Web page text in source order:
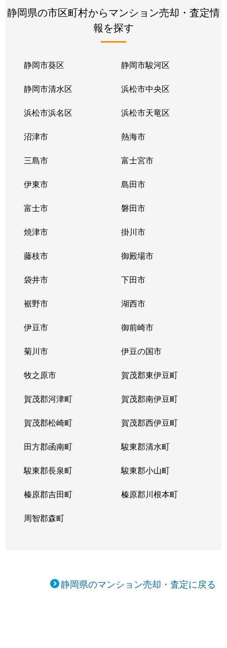
静岡県の市区町村からマンション売却・査定情
報を探す
静岡市葵区 静岡市駿河区
静岡市清水区 浜松市中央区
浜松市浜名区 浜松市天竜区
沼津市 熱海市
三島市 富士宮市
伊東市 島田市
富士市 磐田市
焼津市 掛川市
藤枝市 御殿場市
袋井市 下田市
裾野市 湖西市
伊豆市 御前崎市
菊川市 伊豆の国市
牧之原市 賀茂郡東伊豆町
賀茂郡河津町 賀茂郡南伊豆町
賀茂郡松崎町 賀茂郡西伊豆町
田方郡函南町 駿東郡清水町
駿東郡長泉町 駿東郡小山町
榛原郡吉田町 榛原郡川根本町
周智郡森町
静岡県のマンション売却・査定に戻る